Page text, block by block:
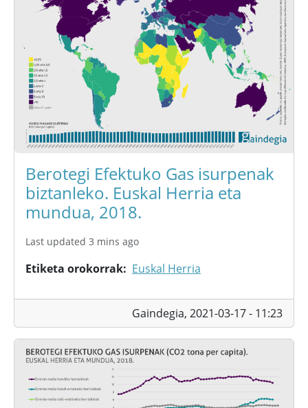
Berotegi Efektuko Gas isurpenak
biztanleko. Euskal Herria eta
mundua, 2018.
Last updated 3 mins ago
Etiketa orokorrak Euskal Herria
Gaindegia, 2021-03-17 - 11:23